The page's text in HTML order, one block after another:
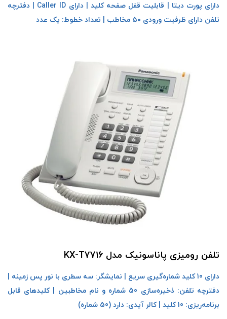
دارای پورت دیتا | قابلیت قفل صفحه کلید | دارای Caller ID | دفترچه
تلفن دارای ظرفیت ورودی ۵۰ مخاطب | تعداد خطوط: یک عدد
تلفن رومیزی پاناسونیک مدل KX-T7716
دارای 10 کلید شماره‌گیری سریع | نمایشگر: سه سطری با نور پس زمینه |
دفترچه تلفن: ذخیره‌سازی 50 شماره و نام مخاطبین | کلیدهای قابل
برنامه‌ریزی: 10 کلید | کالر آیدی: دارد (50 شماره)